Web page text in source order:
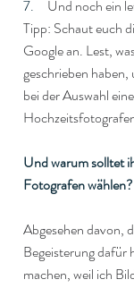
7. Und noch ein
Tipp: Schaut euch
Google an. Lest,
geschrieben
bei der Auswahl
Und warum solltet
Fotografen wählen?
Abgesehen davon,
Begeisterung dafür
machen, weil ich